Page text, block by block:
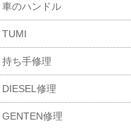
車のハンドル
TUMI
持ち手修理
DIESEL修理
GENTEN修理